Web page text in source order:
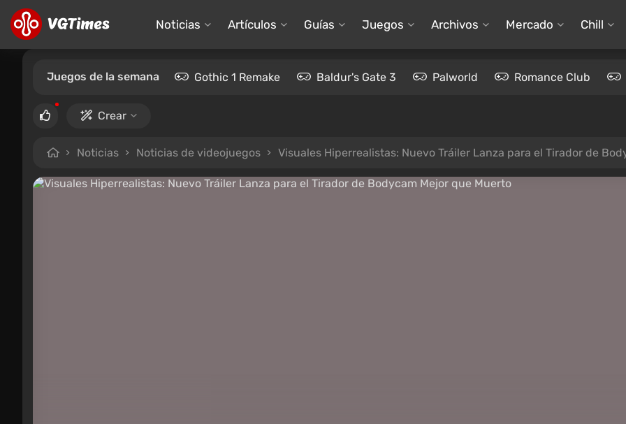
Noticias Artículos Guías Juegos Archivos Mercado Chill
Juegos de la semana Gothic 1 Remake Baldur's Gate 3 Palworld Romance Club
Crear
Noticias Noticias de videojuegos Visuales Hiperrealistas: Nuevo Tráiler Lanza para el Tirador de